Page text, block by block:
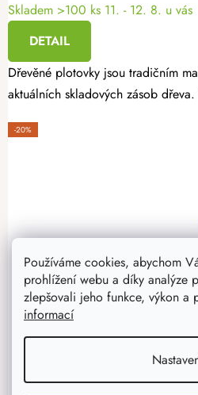
Používáme cookies, abychom
prohlížení webu a díky analýze
zlepšovali jeho funkce, výkon a
informací
Skladem >100 ks 11. - 12. 8. u vás
DETAIL
Dřevěné plotovky jsou tradičním
aktuálních skladových zásob
-20%